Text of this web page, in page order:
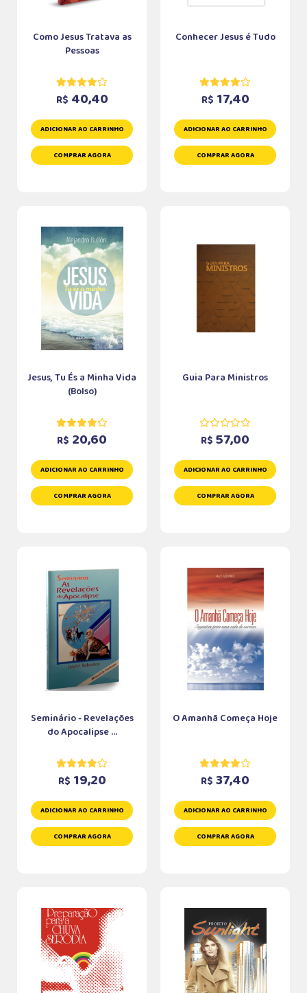
Como Jesus Tratava as
Pessoas
R$ 40,40
ADICIONAR AO CARRINHO
COMPRAR AGORA
Conhecer Jesus é Tudo
R$ 17,40
ADICIONAR AO CARRINHO
COMPRAR AGORA
Jesus, Tu És a Minha Vida
(Bolso)
R$ 20,60
ADICIONAR AO CARRINHO
COMPRAR AGORA
Guia Para Ministros
R$ 57,00
ADICIONAR AO CARRINHO
COMPRAR AGORA
Seminário - Revelações
do Apocalipse ...
R$ 19,20
ADICIONAR AO CARRINHO
COMPRAR AGORA
O Amanhã Começa Hoje
R$ 37,40
ADICIONAR AO CARRINHO
COMPRAR AGORA